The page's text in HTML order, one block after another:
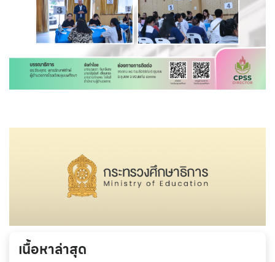
เนื้อหาล่าสุด